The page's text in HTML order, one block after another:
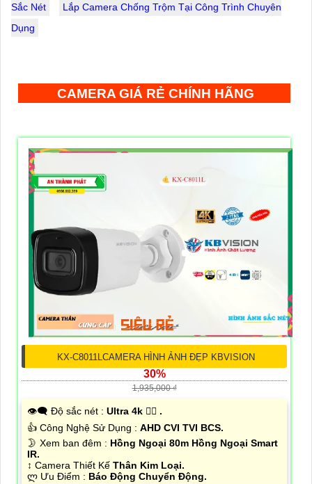
Sắc Nét
Lắp Camera Chống Trộm Tại Công Trình Chuyên
Dụng
CAMERA GIÁ RẺ CHÍNH HÃNG
KX-C8011LCAMERA HÌNH ẢNH ĐẸP KBVISION
30%
1,935,000 ₫
👁️‍🗨 Độ sắc nét : Ultra 4k 👍🏾 .
👍 Công Nghệ Sử Dụng : AHD CVI TVI BCS.
🌛 Xem ban đêm : Hồng Ngoại 80m Hồng Ngoại Smart
IR.
↕️ Camera Thiết Kế Thân Kim Loại.
️ლ Ưu Điểm : Báo Động Chuyển Động.